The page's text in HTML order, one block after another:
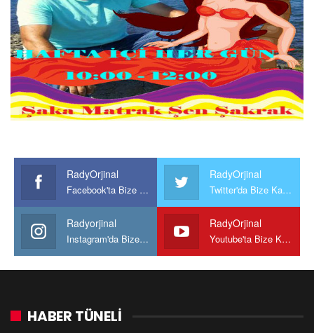
RadyOrjinal
Facebook'ta Bize Katılın
RadyOrjinal
Twitter'da Bize Katılın
Radyorjinal
Instagram'da Bize katılın
RadyOrjinal
Youtube'ta Bize Katılın
HABER TÜNELİ